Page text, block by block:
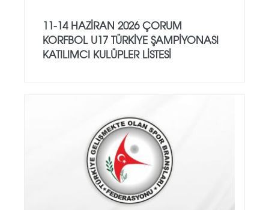
11-14 HAZİRAN 2026 ÇORUM
KORFBOL U17 TÜRKİYE ŞAMPİYONASI
KATILIMCI KULÜPLER LİSTESİ